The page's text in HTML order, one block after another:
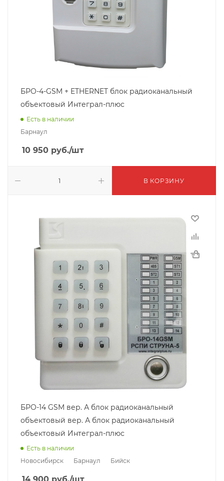
БРО-4-GSM + ETHERNET блок радиоканальный
объектовый Интеграл-плюс
Есть в наличии
Барнаул
10 950 руб./шт
В КОРЗИНУ
БРО-14 GSM вер. А блок радиоканальный
объектовый вер. А блок радиоканальный
объектовый Интеграл-плюс
Есть в наличии
Новосибирск
Барнаул Бийск